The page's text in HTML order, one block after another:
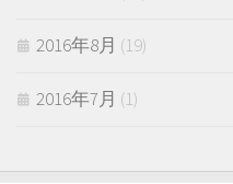
2016年8月 (19)
2016年7月 (1)